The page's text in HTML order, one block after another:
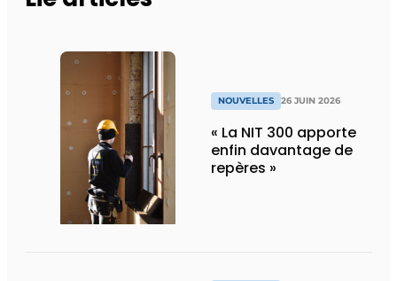
NOUVELLES 26 JUIN 2026
« La NIT 300 apporte
enfin davantage de
repères »